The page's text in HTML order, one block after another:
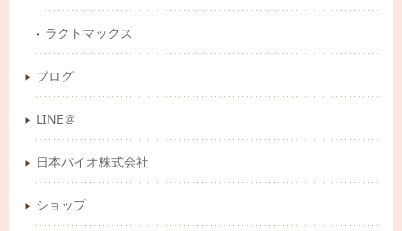
ラクトマックス
ブログ
LINE＠
日本バイオ株式会社
ショップ